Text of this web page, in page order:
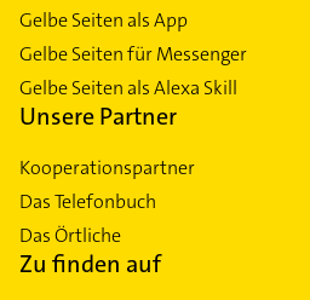
Gelbe Seiten als App
Gelbe Seiten für Messenger
Gelbe Seiten als Alexa Skill
Unsere Partner
Kooperationspartner
Das Telefonbuch
Das Örtliche
Zu finden auf